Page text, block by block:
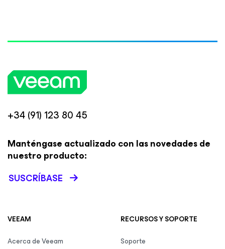
+34 (91) 123 80 45
Manténgase actualizado con las novedades de
nuestro producto:
SUSCRÍBASE
VEEAM
Acerca de Veeam
RECURSOS Y SOPORTE
Soporte